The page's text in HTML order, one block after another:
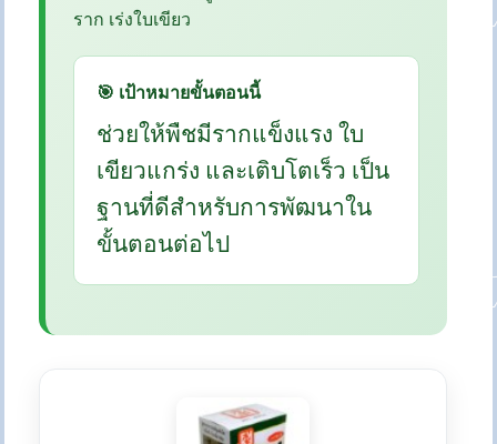
ราก เร่งใบเขียว
🎯 เป้าหมายขั้นตอนนี้
ช่วยให้พืชมีรากแข็งแรง ใบ
เขียวแกร่ง และเติบโตเร็ว เป็น
ฐานที่ดีสำหรับการพัฒนาใน
ขั้นตอนต่อไป